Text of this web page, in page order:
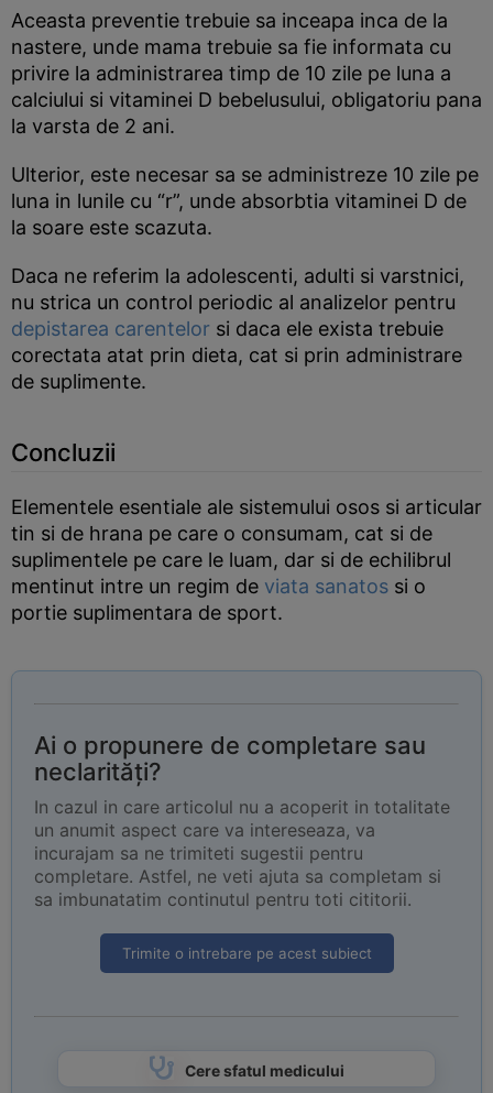
Aceasta preventie trebuie sa inceapa inca de la
nastere, unde mama trebuie sa fie informata cu
privire la administrarea timp de 10 zile pe luna a
calciului si vitaminei D bebelusului, obligatoriu pana
la varsta de 2 ani.
Ulterior, este necesar sa se administreze 10 zile pe
luna in lunile cu “r”, unde absorbtia vitaminei D de
la soare este scazuta.
Daca ne referim la adolescenti, adulti si varstnici,
nu strica un control periodic al analizelor pentru
depistarea carentelor si daca ele exista trebuie
corectata atat prin dieta, cat si prin administrare
de suplimente.
Concluzii
Elementele esentiale ale sistemului osos si articular
tin si de hrana pe care o consumam, cat si de
suplimentele pe care le luam, dar si de echilibrul
mentinut intre un regim de viata sanatos si o
portie suplimentara de sport.
Ai o propunere de completare sau
neclarități?
In cazul in care articolul nu a acoperit in totalitate
un anumit aspect care va intereseaza, va
incurajam sa ne trimiteti sugestii pentru
completare. Astfel, ne veti ajuta sa completam si
sa imbunatatim continutul pentru toti cititorii.
Trimite o intrebare pe acest subiect
Cere sfatul medicului